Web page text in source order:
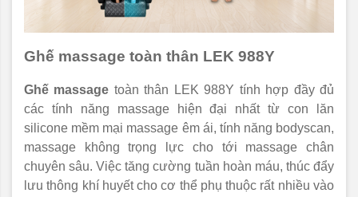
Ghế massage toàn thân LEK 988Y
Ghế massage toàn thân LEK 988Y tính hợp đầy đủ
các tính năng massage hiện đại nhất từ con lăn
silicone mềm mại massage êm ái, tính năng bodyscan,
massage không trọng lực cho tới massage chân
chuyên sâu. Việc tăng cường tuần hoàn máu, thúc đẩy
lưu thông khí huyết cho cơ thể phụ thuộc rất nhiều vào